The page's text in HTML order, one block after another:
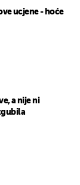
ucjene - hoće
a nije ni